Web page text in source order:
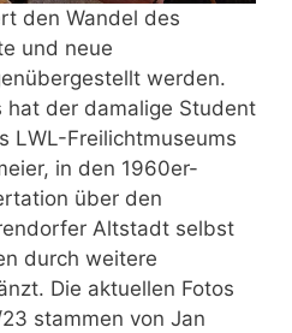
den Wandel des
und neue
werden.
hat der damalige Student
LWL-Freilichtmuseums
in den 1960er-
über den
Altstadt selbst
durch weitere
Die aktuellen Fotos
stammen von Jan